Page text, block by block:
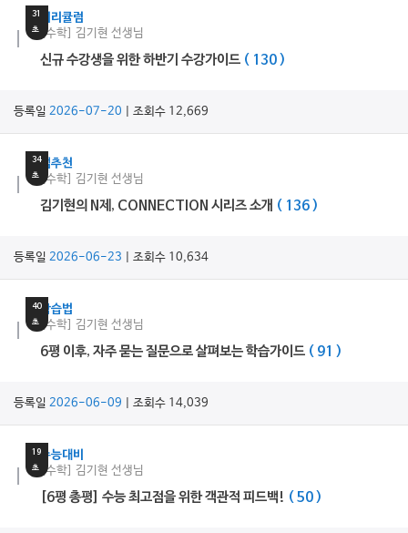
31
초
커리큘럼
[수학] 김기현 선생님
신규 수강생을 위한 하반기 수강가이드 ( 130 )
등록일 2026-07-20 | 조회수 12,669
34
초
쌤추천
[수학] 김기현 선생님
김기현의 N제, CONNECTION 시리즈 소개 ( 136 )
등록일 2026-06-23 | 조회수 10,634
40
초
학습법
[수학] 김기현 선생님
6평 이후, 자주 묻는 질문으로 살펴보는 학습가이드 ( 91 )
등록일 2026-06-09 | 조회수 14,039
19
초
수능대비
[수학] 김기현 선생님
[6평 총평] 수능 최고점을 위한 객관적 피드백! ( 50 )